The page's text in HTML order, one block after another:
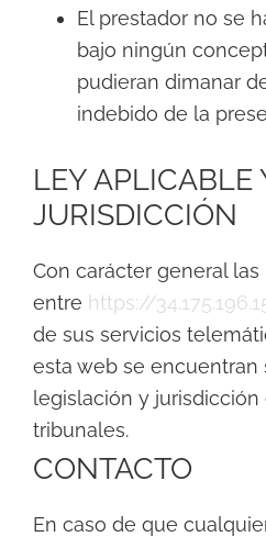
El prestador no se
bajo ningún
pudieran dimanar
indebido de la
LEY APLICABLE
JURISDICCIÓN
Con carácter general las
entre https://
de sus servicios
esta web se encuentran
legislación y jurisdicción
tribunales.
CONTACTO
En caso de que